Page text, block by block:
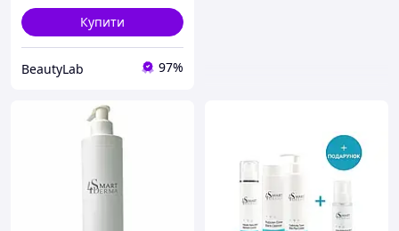
Купити
BeautyLab 97%